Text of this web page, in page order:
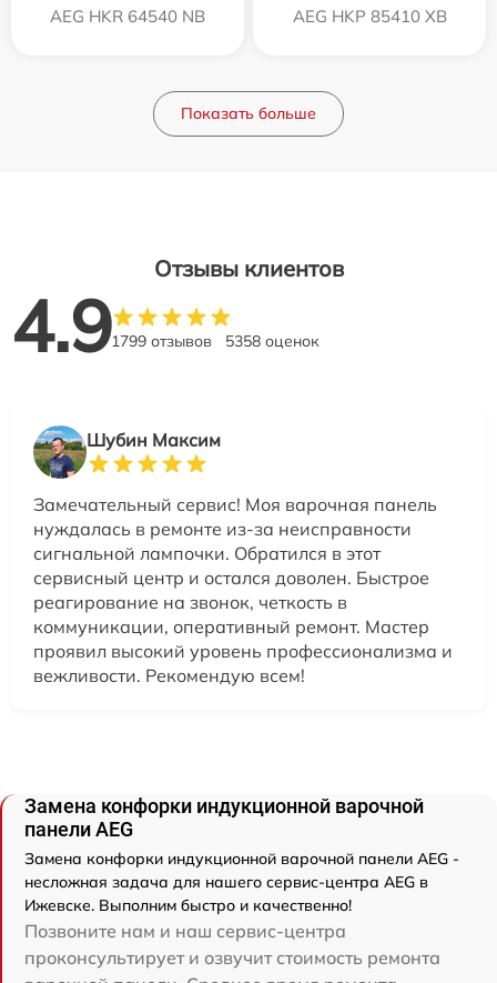
AEG HKR 64540 NB AEG HKP 85410 XB
Показать больше
Отзывы клиентов
4.91799 отзывов 5358 оценок
Шубин Максим
Замечательный сервис! Моя варочная панель
нуждалась в ремонте из-за неисправности
сигнальной лампочки. Обратился в этот
сервисный центр и остался доволен. Быстрое
реагирование на звонок, четкость в
коммуникации, оперативный ремонт. Мастер
проявил высокий уровень профессионализма и
вежливости. Рекомендую всем!
Замена конфорки индукционной варочной
панели AEG
Замена конфорки индукционной варочной панели AEG -
несложная задача для нашего сервис-центра AEG в
Ижевске. Выполним быстро и качественно!
Позвоните нам и наш сервис-центра
проконсультирует и озвучит стоимость ремонта